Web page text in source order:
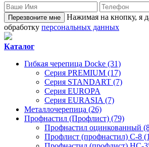
Нажимая на кнопку, я
обработку персональных данных
Каталог
Гибкая черепица Docke (31)
Серия PREMIUM (17)
Серия STANDART (7)
Серия EUROPA
Серия EURASIA (7)
Металлочерепица (26)
Профнастил (Профлист) (79)
Профнастил оцинкованный
Профлист (профнастил) С-8